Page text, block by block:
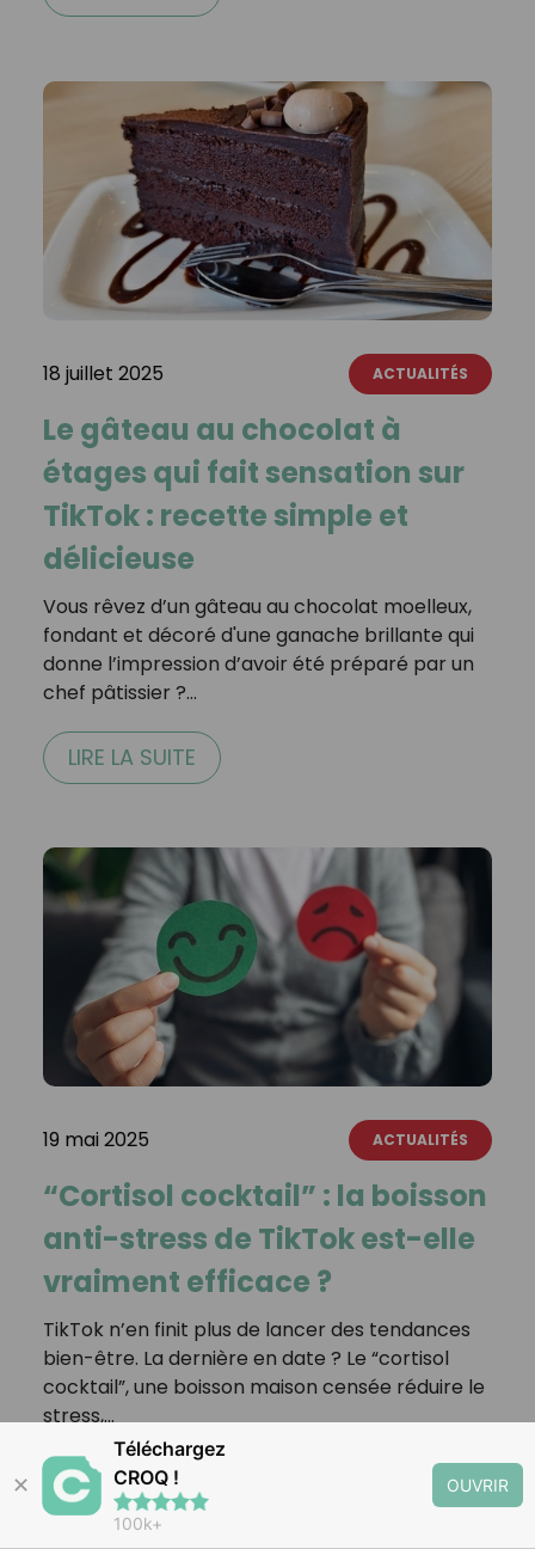
18 juillet 2025 ACTUALITÉS
Le gâteau au chocolat à
étages qui fait sensation sur
TikTok : recette simple et
délicieuse
Vous rêvez d’un gâteau au chocolat moelleux,
fondant et décoré d'une ganache brillante qui
donne l’impression d’avoir été préparé par un
chef pâtissier ?…
LIRE LA SUITE
19 mai 2025 ACTUALITÉS
“Cortisol cocktail” : la boisson
anti-stress de TikTok est-elle
vraiment efficace ?
TikTok n’en finit plus de lancer des tendances
bien-être. La dernière en date ? Le “cortisol
cocktail”, une boisson maison censée réduire le
stress,…
LIRE LA SUITE
✕
Téléchargez
CROQ !
100k+
OUVRIR